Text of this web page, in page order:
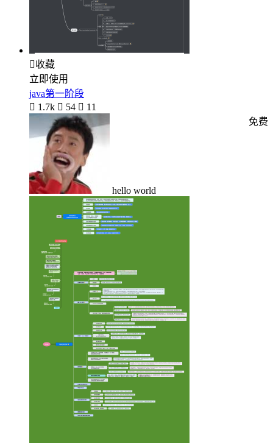
收藏
立即使用
java第一阶段
 1.7k  54  11
hello world
免费